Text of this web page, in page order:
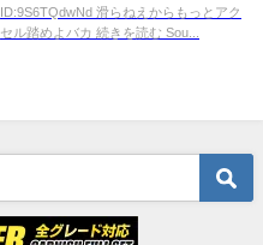
ID:9S6TQdwNd 滑らねえからもっとアク
セル踏めよバカ 続きを読む Sou...